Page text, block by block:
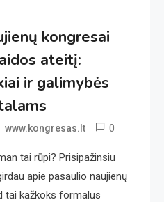
kongresai
ateitį:
ir galimybės
www.kongresas.lt 0
tai rūpi? Prisipažinsiu
apie pasaulio naujienų
tai kažkoks formalus